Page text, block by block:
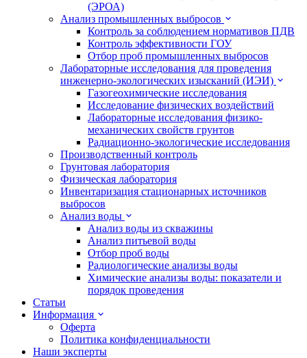
(ЭРОА)
Анализ промышленных выбросов
Контроль за соблюдением нормативов ПДВ
Контроль эффективности ГОУ
Отбор проб промышленных выбросов
Лабораторные исследования для проведения
инженерно-экологических изысканий (ИЭИ)
Газогеохимические исследования
Исследование физических воздействий
Лабораторные исследования физико-
механических свойств грунтов
Радиационно-экологические исследования
Производственный контроль
Грунтовая лаборатория
Физическая лаборатория
Инвентаризация стационарных источников
выбросов
Анализ воды
Анализ воды из скважины
Анализ питьевой воды
Отбор проб воды
Радиологические анализы воды
Химические анализы воды: показатели и
порядок проведения
Статьи
Информация
Оферта
Политика конфиденциальности
Наши эксперты